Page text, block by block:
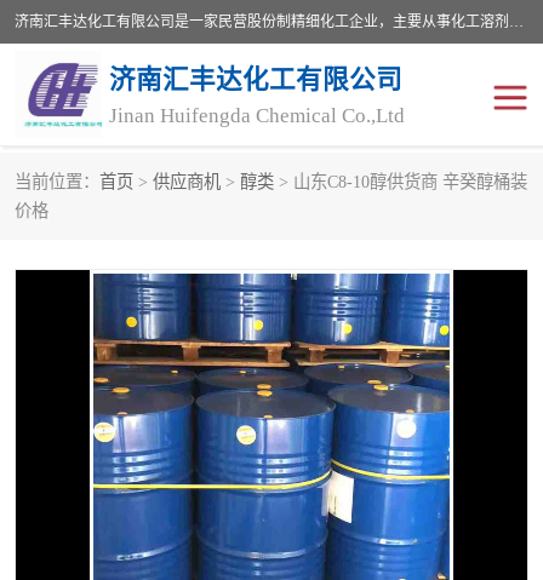
济南汇丰达化工有限公司是一家民营股份制精细化工企业，主要从事化工溶剂、药用辅料、合成中间体等深加工产品的研制开发、生产、销售和进出口贸易。主营产品：环氧丙烷，十二烷基苯，甲基磺酸，磺酸，DMF，DMAC，甘油，苯甲醇，乙酰氯，甲基丙烯酸，甲基丙烯酸甲酯，叔丁醇，异辛酸，二乙烯三胺，一乙，二乙‎，三乙醇胺，原乙酸三甲酯等化工产品及中间体。欢迎各界朋友洽谈咨询业务。
济南汇丰达化工有限公司
Jinan Huifengda Chemical Co.,Ltd
当前位置： 首页 > 供应商机 > 醇类 > 山东C8-10醇供货商 辛癸醇桶装
价格胺类
醇类 醚类
酚类
羧酸衍生物 无机化工原料
无机盐 有机溶剂
十二烷基苯
十二烷基苯磺酸 甲醇钠